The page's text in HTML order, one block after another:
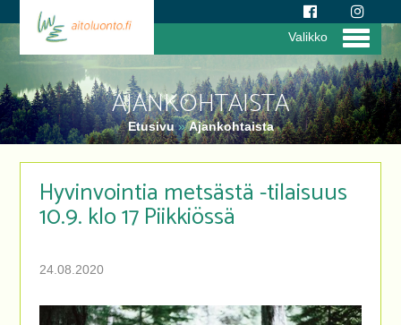
AJANKOHTAISTA
Etusivu»Ajankohtaista
Valikko
Hyvinvointia metsästä -tilaisuus
10.9. klo 17 Piikkiössä
24.08.2020